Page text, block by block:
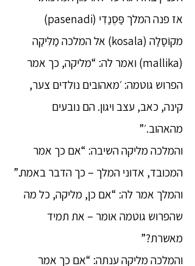
אז פנה המלך פַּסֶנַדִי (pasenadi)
מקוֹסַלַה (kosala) אל המלכה מַלִּיקַה
(mallika) ואמר לה: “מליקה, כך אמר
הפרוש גוטמה: ׳מאהובים נולדים צער,
קינה, כאב, עצב ויגון. הם נובעים
מהאהוב.׳”
והמלכה מליקה השיבה: “אם כך אמר
המכובד, אדוני המלך – כך הדבר באמת.”
והמלך אמר לה: “אם כן, מליקה, כל מה
שהפרוש גוטמה אומר – את תמיד
מאשרת?”
והמלכה מליקה ענתה: “אם כך אמר